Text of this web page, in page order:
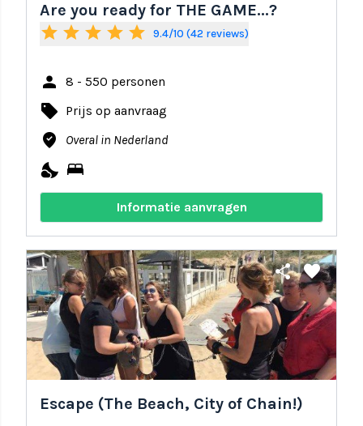
Are you ready for THE GAME...?
star star star star star 9.4/10 (42 reviews)
person 8 - 550 personen
local_offer Prijs op aanvraag
where_to_vote Overal in Nederland
nights_stay bed
Informatie aanvragen
share favorite
Escape (The Beach, City of Chain!)